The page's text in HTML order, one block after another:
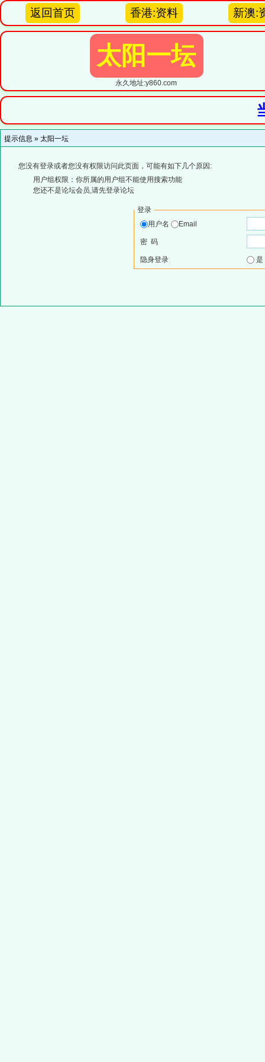
返回首页 香港:资料 新澳:
太阳一坛
永久地址:y860.com
提示信息 » 太阳一坛
您没有登录或者您没有权限访问此页面，可能有如下几个原因:
用户组权限：你所属的用户组不能使用搜索功能
您还不是论坛会员,请先登录论坛
登录
用户名
Email
密 码
隐身登录